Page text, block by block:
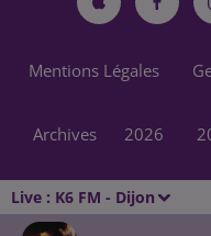
Live : K6 FM - Dijon
Mentions Légales
Archives 2026